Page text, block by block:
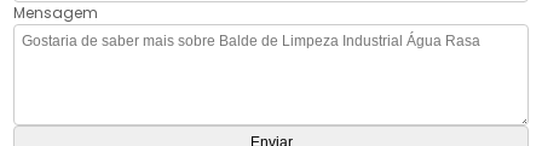
Mensagem